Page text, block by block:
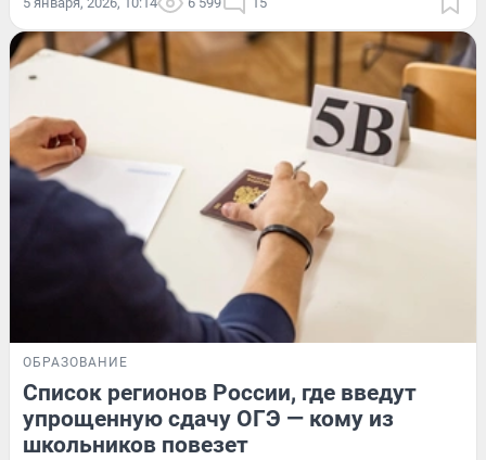
ОБРАЗОВАНИЕ
Список регионов России, где введут
упрощенную сдачу ОГЭ — кому из
школьников повезет